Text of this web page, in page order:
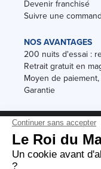
Devenir franchisé
Suivre une
NOS AVANTAGES
200 nuits d'essai :
Retrait gratuit en
Moyen de
Garantie
Conditions des offres
Black Friday
Destockage